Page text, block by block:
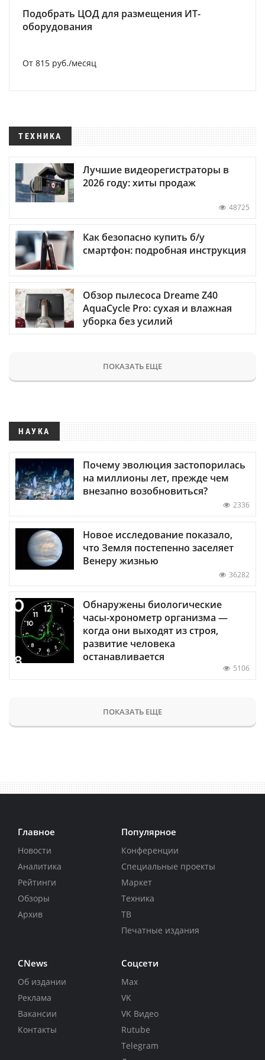
Подобрать ЦОД для размещения ИТ-
оборудования
От 815 руб./месяц
ТЕХНИКА
Лучшие видеорегистраторы в
2026 году: хиты продаж
48725
Как безопасно купить б/у
смартфон: подробная инструкция
Обзор пылесоса Dreame Z40
AquaCycle Pro: сухая и влажная
уборка без усилий
ПОКАЗАТЬ ЕЩЕ
НАУКА
Почему эволюция застопорилась
на миллионы лет, прежде чем
внезапно возобновиться?
2336
Новое исследование показало,
что Земля постепенно заселяет
Венеру жизнью
36282
Обнаружены биологические
часы-хронометр организма —
когда они выходят из строя,
развитие человека
останавливается
5106
ПОКАЗАТЬ ЕЩЕ
Главное
Новости
Аналитика
Рейтинги
Обзоры
Архив
Популярное
Конференции
Специальные проекты
Маркет
Техника
ТВ
Печатные издания
CNews
Об издании
Реклама
Вакансии
Контакты
Соцсети
Max
VK
VK Видео
Rutube
Telegram